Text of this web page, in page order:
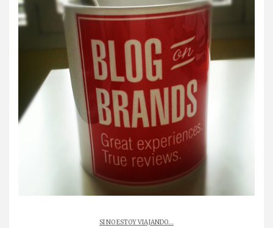
SI NO ESTOY VIAJANDO...